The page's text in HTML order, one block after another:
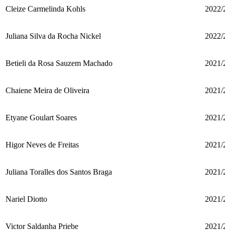
Cleize Carmelinda Kohls 2022/
Juliana Silva da Rocha Nickel 2022/
Betieli da Rosa Sauzem Machado 2021/
Chaiene Meira de Oliveira 2021/
Etyane Goulart Soares 2021/
Higor Neves de Freitas 2021/
Juliana Toralles dos Santos Braga 2021/
Nariel Diotto 2021/
Victor Saldanha Priebe 2021/